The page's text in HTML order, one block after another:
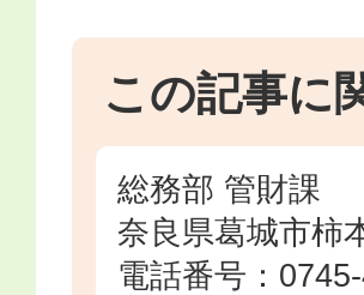
この記事に
総務部 管財課
奈良県葛城市柿
電話番号：